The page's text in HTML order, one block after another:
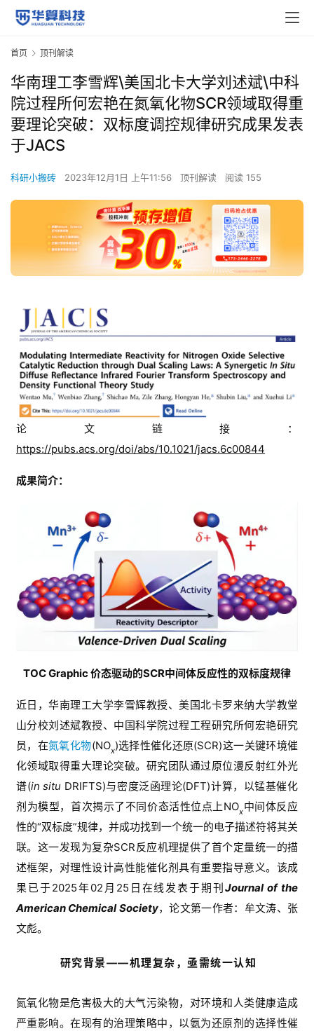
首页 顶刊解读
华南理工李雪辉\美国北卡大学刘述斌\中科
院过程所何宏艳在氮氧化物SCR领域取得重
要理论突破：双标度调控规律研究成果发表
于JACS
科研小搬砖 2023年12月1日 上午11:56 顶刊解读 阅读 155
论文链接：
https://pubs.acs.org/doi/abs/10.1021/jacs.6c00844
成果简介：
TOC Graphic价态驱动的SCR中间体反应性的双标度规律
近日，华南理工大学李雪辉教授、美国北卡罗来纳大学教堂
山分校刘述斌教授、中国科学院过程工程研究所何宏艳研究
员，在氮氧化物(NOx)选择性催化还原(SCR)这一关键环境催
化领域取得重大理论突破。研究团队通过原位漫反射红外光
谱(in situ DRIFTS)与密度泛函理论(DFT)计算，以锰基催化
剂为模型，首次揭示了不同价态活性位点上NOx中间体反应
性的“双标度”规律，并成功找到一个统一的电子描述符将其关
联。这一发现为复杂SCR反应机理提供了首个定量统一的描
述框架，对理性设计高性能催化剂具有重要指导意义。该成
果已于2025年02 月 25 日在线发表于期刊Journal of the
American Chemical Society，论文第一作者：牟文涛、张
文彪。
研究背景——机理复杂，亟需统一认知
氮氧化物是危害极大的大气污染物，对环境和人类健康造成
严重影响。在现有的治理策略中，以氨为还原剂的选择性催